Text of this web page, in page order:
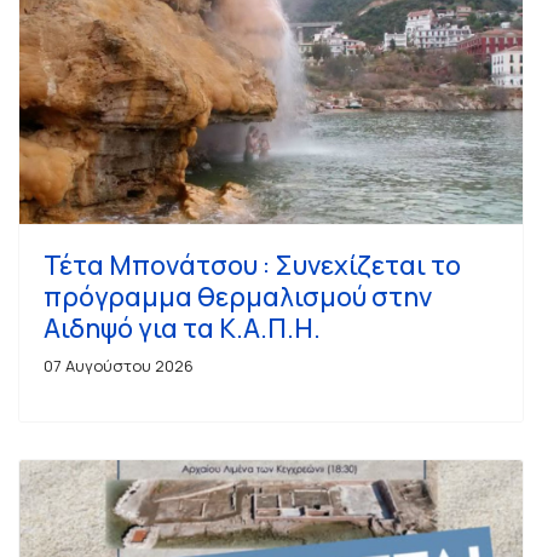
Τέτα Μπονάτσου : Συνεχίζεται το
πρόγραμμα θερμαλισμού στην
Αιδηψό για τα Κ.Α.Π.Η.
07 Αυγούστου 2026